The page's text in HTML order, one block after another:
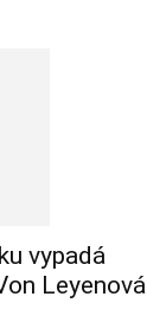
vypadá
Leyenová